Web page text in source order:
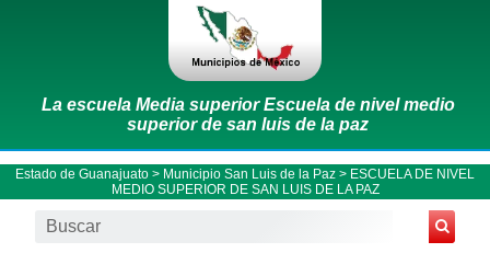
La escuela Media superior Escuela de nivel medio
superior de san luis de la paz
Estado de Guanajuato > Municipio San Luis de la Paz > ESCUELA DE NIVEL
MEDIO SUPERIOR DE SAN LUIS DE LA PAZ